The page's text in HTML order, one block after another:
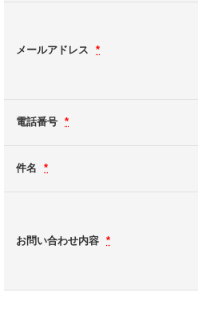
メールアドレス *
電話番号 *
件名 *
お問い合わせ内容 *